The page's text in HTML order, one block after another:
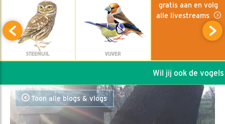
STEENUIL VIJVER
gratis aan en volg
alle livestreams
Wil jij ook de
Toon alle blogs & vlogs